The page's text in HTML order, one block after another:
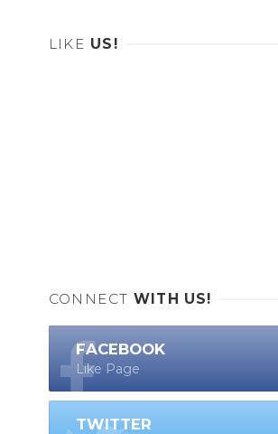
LIKE US!
CONNECT WITH US!
FACEBOOK
Like Page
TWITTER